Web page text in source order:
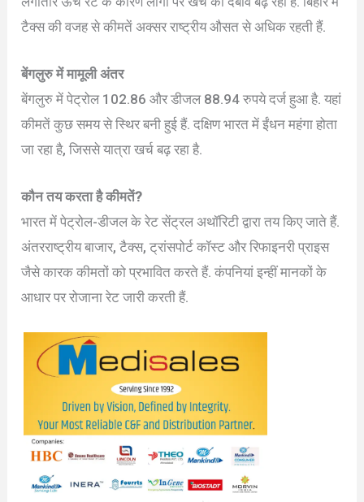
टैक्स की वजह से कीमतें अक्सर राष्ट्रीय औसत से अधिक रहती हैं.
बेंगलुरु में मामूली अंतर
बेंगलुरु में पेट्रोल 102.86 और डीजल 88.94 रुपये दर्ज हुआ है. यहां
कीमतें कुछ समय से स्थिर बनी हुई हैं. दक्षिण भारत में ईंधन महंगा होता
जा रहा है, जिससे यात्रा खर्च बढ़ रहा है.
कौन तय करता है कीमतें?
भारत में पेट्रोल-डीजल के रेट सेंट्रल अथॉरिटी द्वारा तय किए जाते हैं.
अंतरराष्ट्रीय बाजार, टैक्स, ट्रांसपोर्ट कॉस्ट और रिफाइनरी प्राइस
जैसे कारक कीमतों को प्रभावित करते हैं. कंपनियां इन्हीं मानकों के
आधार पर रोजाना रेट जारी करती हैं.